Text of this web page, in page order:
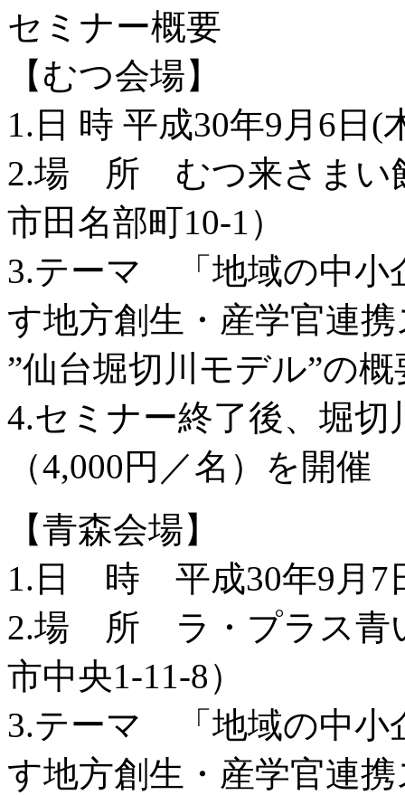
セミナー概要
【むつ会場】
1.日 時 平成30年9月6日(
2.場 所 むつ来さまい
市田名部町10-1）
3.テーマ 「地域の中小
す地方創生・産学官連
”仙台堀切川モデル”の
4.セミナー終了後、堀
（4,000円／名）を開催
【青森会場】
1.日 時 平成30年9月7
2.場 所 ラ・プラス青
市中央1-11-8）
3.テーマ 「地域の中小
す地方創生・産学官連